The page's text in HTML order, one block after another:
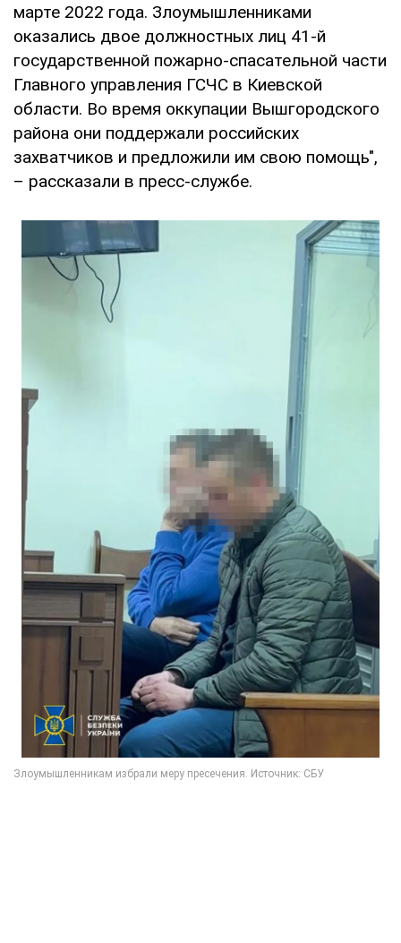
марте 2022 года. Злоумышленниками
оказались двое должностных лиц 41-й
государственной пожарно-спасательной части
Главного управления ГСЧС в Киевской
области. Во время оккупации Вышгородского
района они поддержали российских
захватчиков и предложили им свою помощь",
– рассказали в пресс-службе.